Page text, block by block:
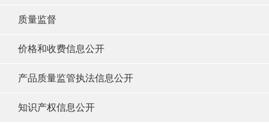
质量监督
价格和收费信息公开
产品质量监管执法信息公开
知识产权信息公开